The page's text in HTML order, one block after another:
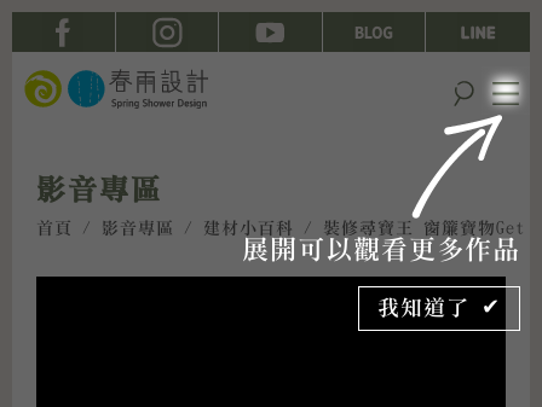
影音專區
首頁 / 影音專區 / 建材小百科 / 裝修尋寶王 窗簾寶物Get
展開可以觀看更多作品
我知道了 ✔︎